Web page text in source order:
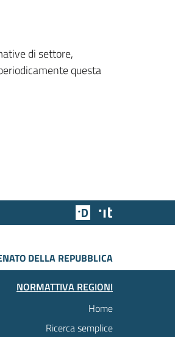
di settore,
questa
Team Digitale
DELLA REPUBBLICA
NORMATTIVA REGIONI
Home
Ricerca semplice